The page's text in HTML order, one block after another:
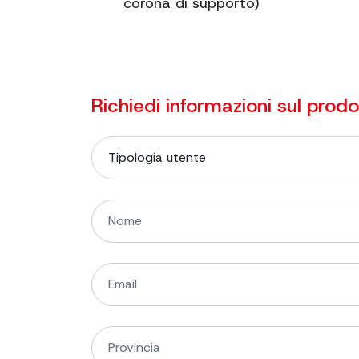
Richiedi informazioni sul